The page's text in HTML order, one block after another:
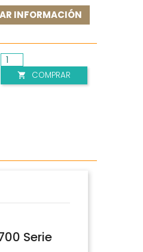
INFORMACIÓN
 COMPRAR
Serie